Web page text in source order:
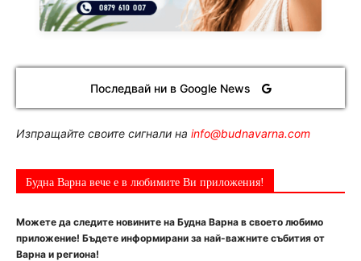
Последвай ни в Google News
Изпращайте своите сигнали на info@budnavarna.com
Будна Варна вече е в любимите Ви приложения!
Можете да следите новините на Будна Варна в своето любимо
приложение! Бъдете информирани за най-важните събития от
Варна и региона!